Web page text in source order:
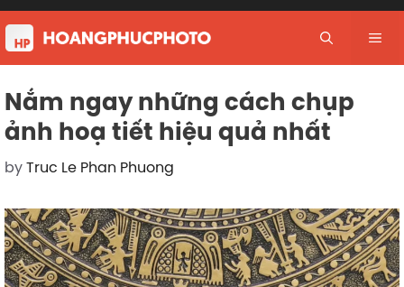
Skip
to
content
Nắm ngay những cách chụp
ảnh hoạ tiết hiệu quả nhất
byTruc Le Phan Phuong